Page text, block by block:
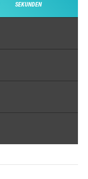
SEKUNDEN